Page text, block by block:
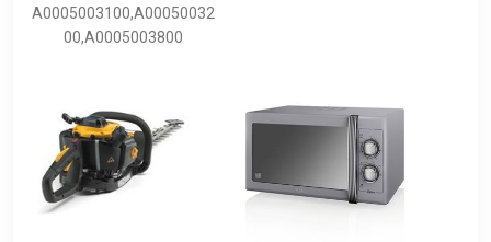
A0005003100,A00050032
00,A0005003800